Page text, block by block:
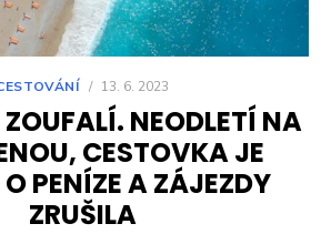
/ 13. 6. 2023
NEODLETÍ NA
CESTOVKA JE
PENÍZE A ZÁJEZDY
ZRUŠILA